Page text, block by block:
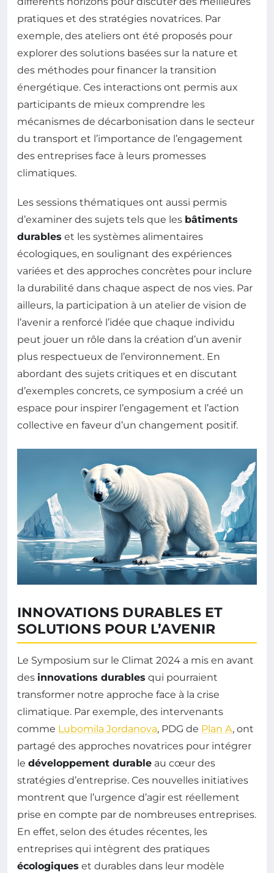
pratiques et des stratégies novatrices. Par
exemple, des ateliers ont été proposés pour
explorer des solutions basées sur la nature et
des méthodes pour financer la transition
énergétique. Ces interactions ont permis aux
participants de mieux comprendre les
mécanismes de décarbonisation dans le secteur
du transport et l’importance de l’engagement
des entreprises face à leurs promesses
climatiques.
Les sessions thématiques ont aussi permis
d’examiner des sujets tels que les bâtiments
durables et les systèmes alimentaires
écologiques, en soulignant des expériences
variées et des approches concrètes pour inclure
la durabilité dans chaque aspect de nos vies. Par
ailleurs, la participation à un atelier de vision de
l’avenir a renforcé l’idée que chaque individu
peut jouer un rôle dans la création d’un avenir
plus respectueux de l’environnement. En
abordant des sujets critiques et en discutant
d’exemples concrets, ce symposium a créé un
espace pour inspirer l’engagement et l’action
collective en faveur d’un changement positif.
INNOVATIONS DURABLES ET
SOLUTIONS POUR L’AVENIR
Le Symposium sur le Climat 2024 a mis en avant
des innovations durables qui pourraient
transformer notre approche face à la crise
climatique. Par exemple, des intervenants
comme Lubomila Jordanova, PDG de Plan A, ont
partagé des approches novatrices pour intégrer
le développement durable au cœur des
stratégies d’entreprise. Ces nouvelles initiatives
montrent que l’urgence d’agir est réellement
prise en compte par de nombreuses entreprises.
En effet, selon des études récentes, les
entreprises qui intègrent des pratiques
écologiques et durables dans leur modèle